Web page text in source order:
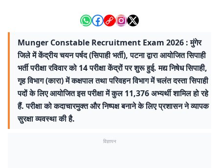
Munger Constable Recruitment Exam 2026 : मुंगेर
जिले में केंद्रीय चयन पर्षद (सिपाही भर्ती), पटना द्वारा आयोजित सिपाही
भर्ती परीक्षा रविवार को 14 परीक्षा केंद्रों पर शुरू हुई. मद्य निषेध सिपाही,
गृह विभाग (कारा) में कक्षपाल तथा परिवहन विभाग में चलंत दस्ता सिपाही
पदों के लिए आयोजित इस परीक्षा में कुल 11,376 अभ्यर्थी शामिल हो रहे
हैं. परीक्षा को कदाचारमुक्त और निष्पक्ष बनाने के लिए प्रशासन ने व्यापक
सुरक्षा व्यवस्था की है.
विज्ञापन